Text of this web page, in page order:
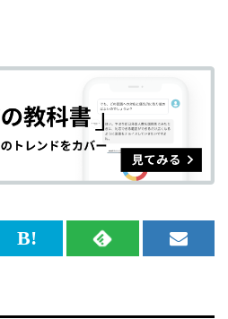
は
RSS
メ